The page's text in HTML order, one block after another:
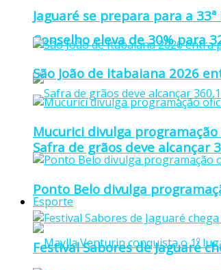
Conselho eleva de 30% para
Safra de grãos deve alcançar
Esporte
Jaguaré se prepara para a
São João de Itabaiana 2026
Mucurici divulga
Ponto Belo divulga
Festival Sabores de Jaguaré